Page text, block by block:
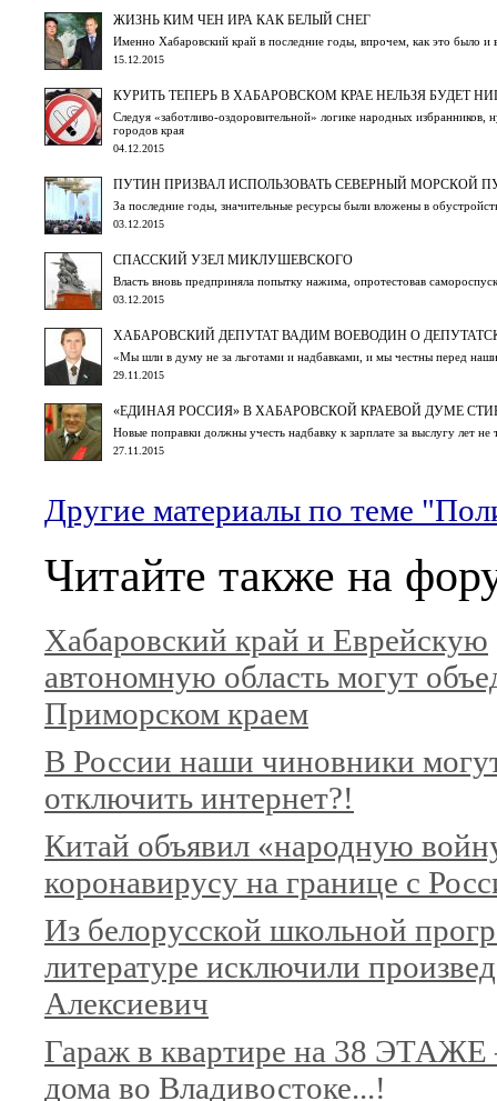
ЖИЗНЬ КИМ ЧЕН ИРА КАК БЕЛЫЙ СНЕГ
Именно Хабаровский край в последние годы, впрочем, как это было и
15.12.2015
КУРИТЬ ТЕПЕРЬ В ХАБАРОВСКОМ КРАЕ НЕЛЬЗЯ БУДЕТ
Следуя «заботливо-оздоровительной» логике народных
городов края
04.12.2015
ПУТИН ПРИЗВАЛ ИСПОЛЬЗОВАТЬ СЕВЕРНЫЙ МОРСКОЙ
За последние годы, значительные ресурсы были вложены в
03.12.2015
СПАССКИЙ УЗЕЛ МИКЛУШЕВСКОГО
Власть вновь предприняла попытку нажима, опротестовав
03.12.2015
ХАБАРОВСКИЙ ДЕПУТАТ ВАДИМ ВОЕВОДИН О
«Мы шли в думу не за льготами и надбавками, и мы честны перед
29.11.2015
«ЕДИНАЯ РОССИЯ» В ХАБАРОВСКОЙ КРАЕВОЙ ДУМЕ
Новые поправки должны учесть надбавку к зарплате за выслугу лет
27.11.2015
Другие материалы по теме
Читайте также на
Хабаровский край и Еврейскую
автономную область могут
Приморском краем
В России наши чиновники
отключить интернет?!
Китай объявил «народную
коронавирусу на границе с
Из белорусской школьной
литературе исключили
Алексиевич
Гараж в квартире на 38
дома во Владивостоке...!